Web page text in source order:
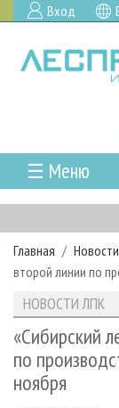
Вход
☰ Меню
ГЛАВНАЯ
РУБРИКИ И
РУБРИКИ
НОВОСТИ
НОВОСТИ
НОВОСТИ
НОВОСТИ
ПРОЕКТЫ ЛПИ
АНАЛИТИКА
ЛЕСНЫЕ
АРХИВ
АРХИВ
СТАТЬИ
О ЖУРНАЛЕ
ПОДПИСКА
Главная
второй линии по
НОВОСТИ ЛПК
«Сибирский
по
ноября